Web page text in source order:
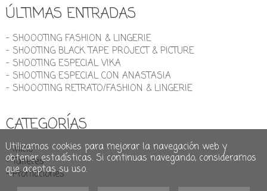
ÚLTIMAS ENTRADAS
- SHOOOTING FASHION & LINGERIE
- SHOOTING BLACK TAPE PROJECT & PICTURE
- SHOOTING ESPECIAL VIKA
- SHOOTING ESPECIAL CON ANASTASIA
- SHOOOTING RETRATO/FASHION & LINGERIE
CATEGORÍAS
- Inicio
- Talleres
- Promociones
Utilizamos cookies para mejorar la navegación web y
obtener estadísticas. Si continuas navegando, consideramos
que aceptas su uso.